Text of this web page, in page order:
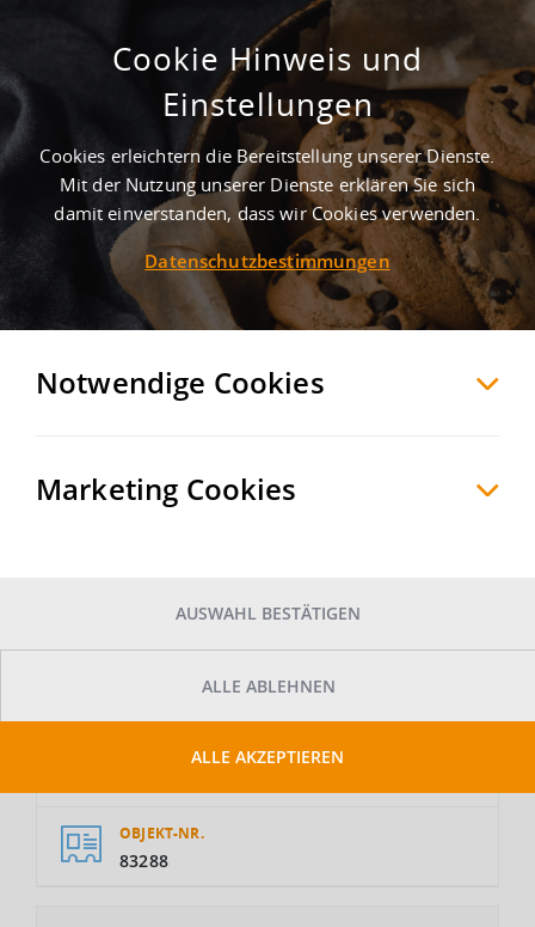
Moderne Lagerhalle mit Büro
DortmundDortmund , Deutschland
MERKEN VERGLEICHEN EXPORT PDF
GESAMTFLÄCHE
OBJEKT-NR.
83288
Cookie Hinweis und
Einstellungen
Cookies erleichtern die Bereitstellung unserer Dienste.
Mit der Nutzung unserer Dienste erklären Sie sich
damit einverstanden, dass wir Cookies verwenden.
Datenschutzbestimmungen
Notwendige Cookies
Marketing Cookies
AUSWAHL BESTÄTIGEN
ALLE ABLEHNEN
ALLE AKZEPTIEREN